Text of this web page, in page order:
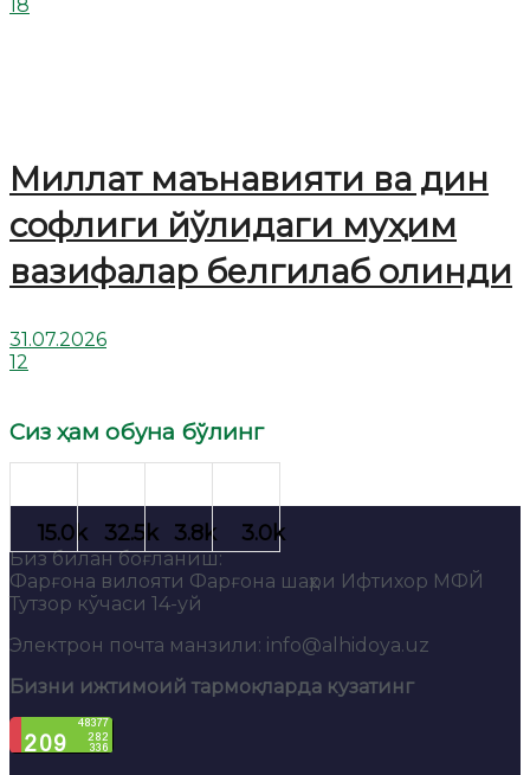
18
Миллат маънавияти ва дин
софлиги йўлидаги муҳим
вазифалар белгилаб олинди
31.07.2026
12
Сиз ҳам обуна бўлинг
Биз билан боғланиш:
Фарғона вилояти Фарғона шаҳри Ифтихор МФЙ
Тутзор кўчаси 14-уй
Электрон почта манзили: info@alhidoya.uz
Бизни ижтимоий тармоқларда кузатинг